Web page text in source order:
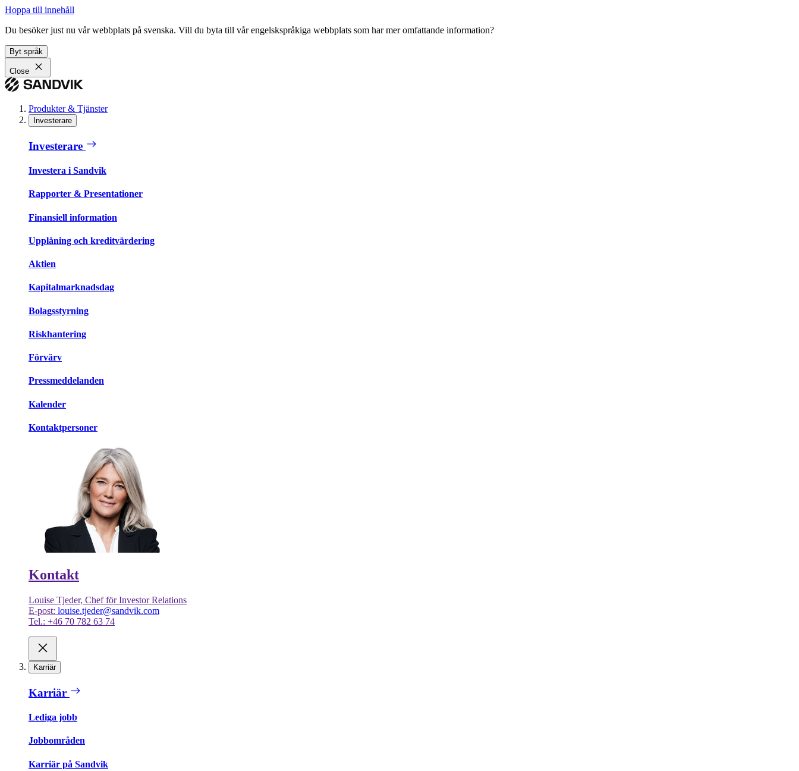
Hoppa till innehåll
Du besöker just nu vår webbplats på svenska. Vill du byta till vår engelskspråkiga webbplats som har mer omfattande information?
Byt språk
Close
Produkter & Tjänster
Investerare
Investerare
Investera i Sandvik
Rapporter & Presentationer
Finansiell information
Upplåning och kreditvärdering
Aktien
Kapitalmarknadsdag
Bolagsstyrning
Riskhantering
Förvärv
Pressmeddelanden
Kalender
Kontaktpersoner
Kontakt
Louise Tjeder, Chef för Investor Relations
E-post: louise.tjeder@sandvik.com
Tel.: +46 70 782 63 74
Karriär
Karriär
Lediga jobb
Jobbområden
Karriär på Sandvik